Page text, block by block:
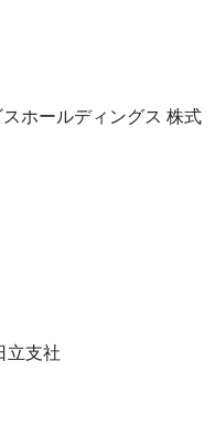
ホールディングス 株式
支社